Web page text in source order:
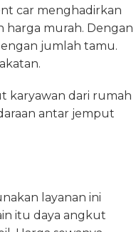
car menghadirkan
harga murah. Dengan
jumlah tamu.
karyawan dari rumah
antar jemput
layanan ini
itu daya angkut